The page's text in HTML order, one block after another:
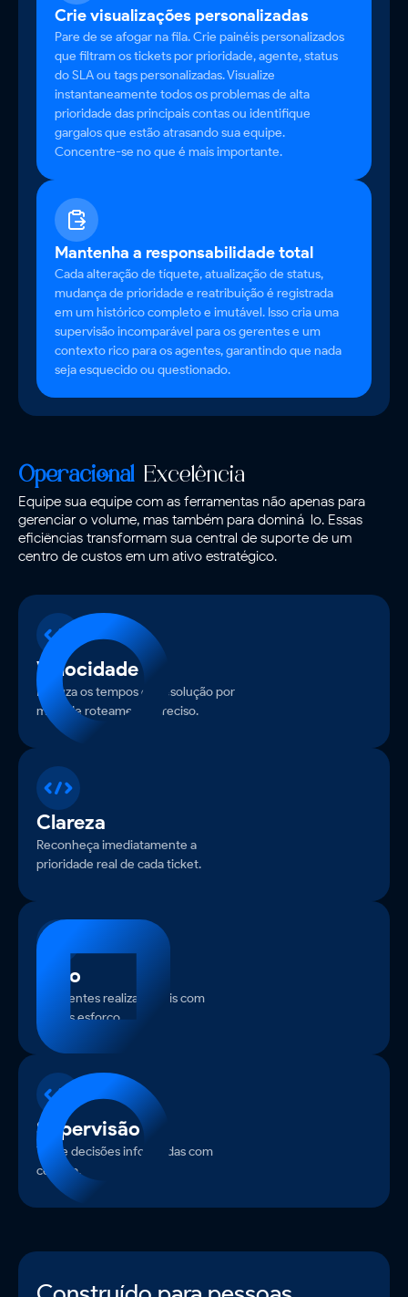
Crie visualizações personalizadas
Pare de se afogar na fila. Crie painéis personalizados
que filtram os tickets por prioridade, agente, status
do SLA ou tags personalizadas. Visualize
instantaneamente todos os problemas de alta
prioridade das principais contas ou identifique
gargalos que estão atrasando sua equipe.
Concentre-se no que é mais importante.
Mantenha a responsabilidade total
Cada alteração de tíquete, atualização de status,
mudança de prioridade e reatribuição é registrada
em um histórico completo e imutável. Isso cria uma
supervisão incomparável para os gerentes e um
contexto rico para os agentes, garantindo que nada
seja esquecido ou questionado.
OperacionalExcelência
Equipe sua equipe com as ferramentas não apenas para
gerenciar o volume, mas também para dominá-lo. Essas
eficiências transformam sua central de suporte de um
centro de custos em um ativo estratégico.
Velocidade
Reduza os tempos de resolução por
meio de roteamento preciso.
Clareza
Reconheça imediatamente a
prioridade real de cada ticket.
Foco
Os agentes realizam mais com
menos esforço.
Supervisão
Tome decisões informadas com
certeza.